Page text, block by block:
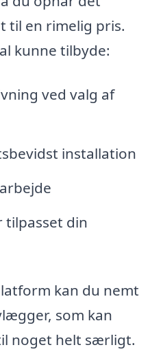
til en rimelig pris.
kunne tilbyde:
ved valg af
installation
tilpasset din
kan du nemt
som kan
noget helt særligt.